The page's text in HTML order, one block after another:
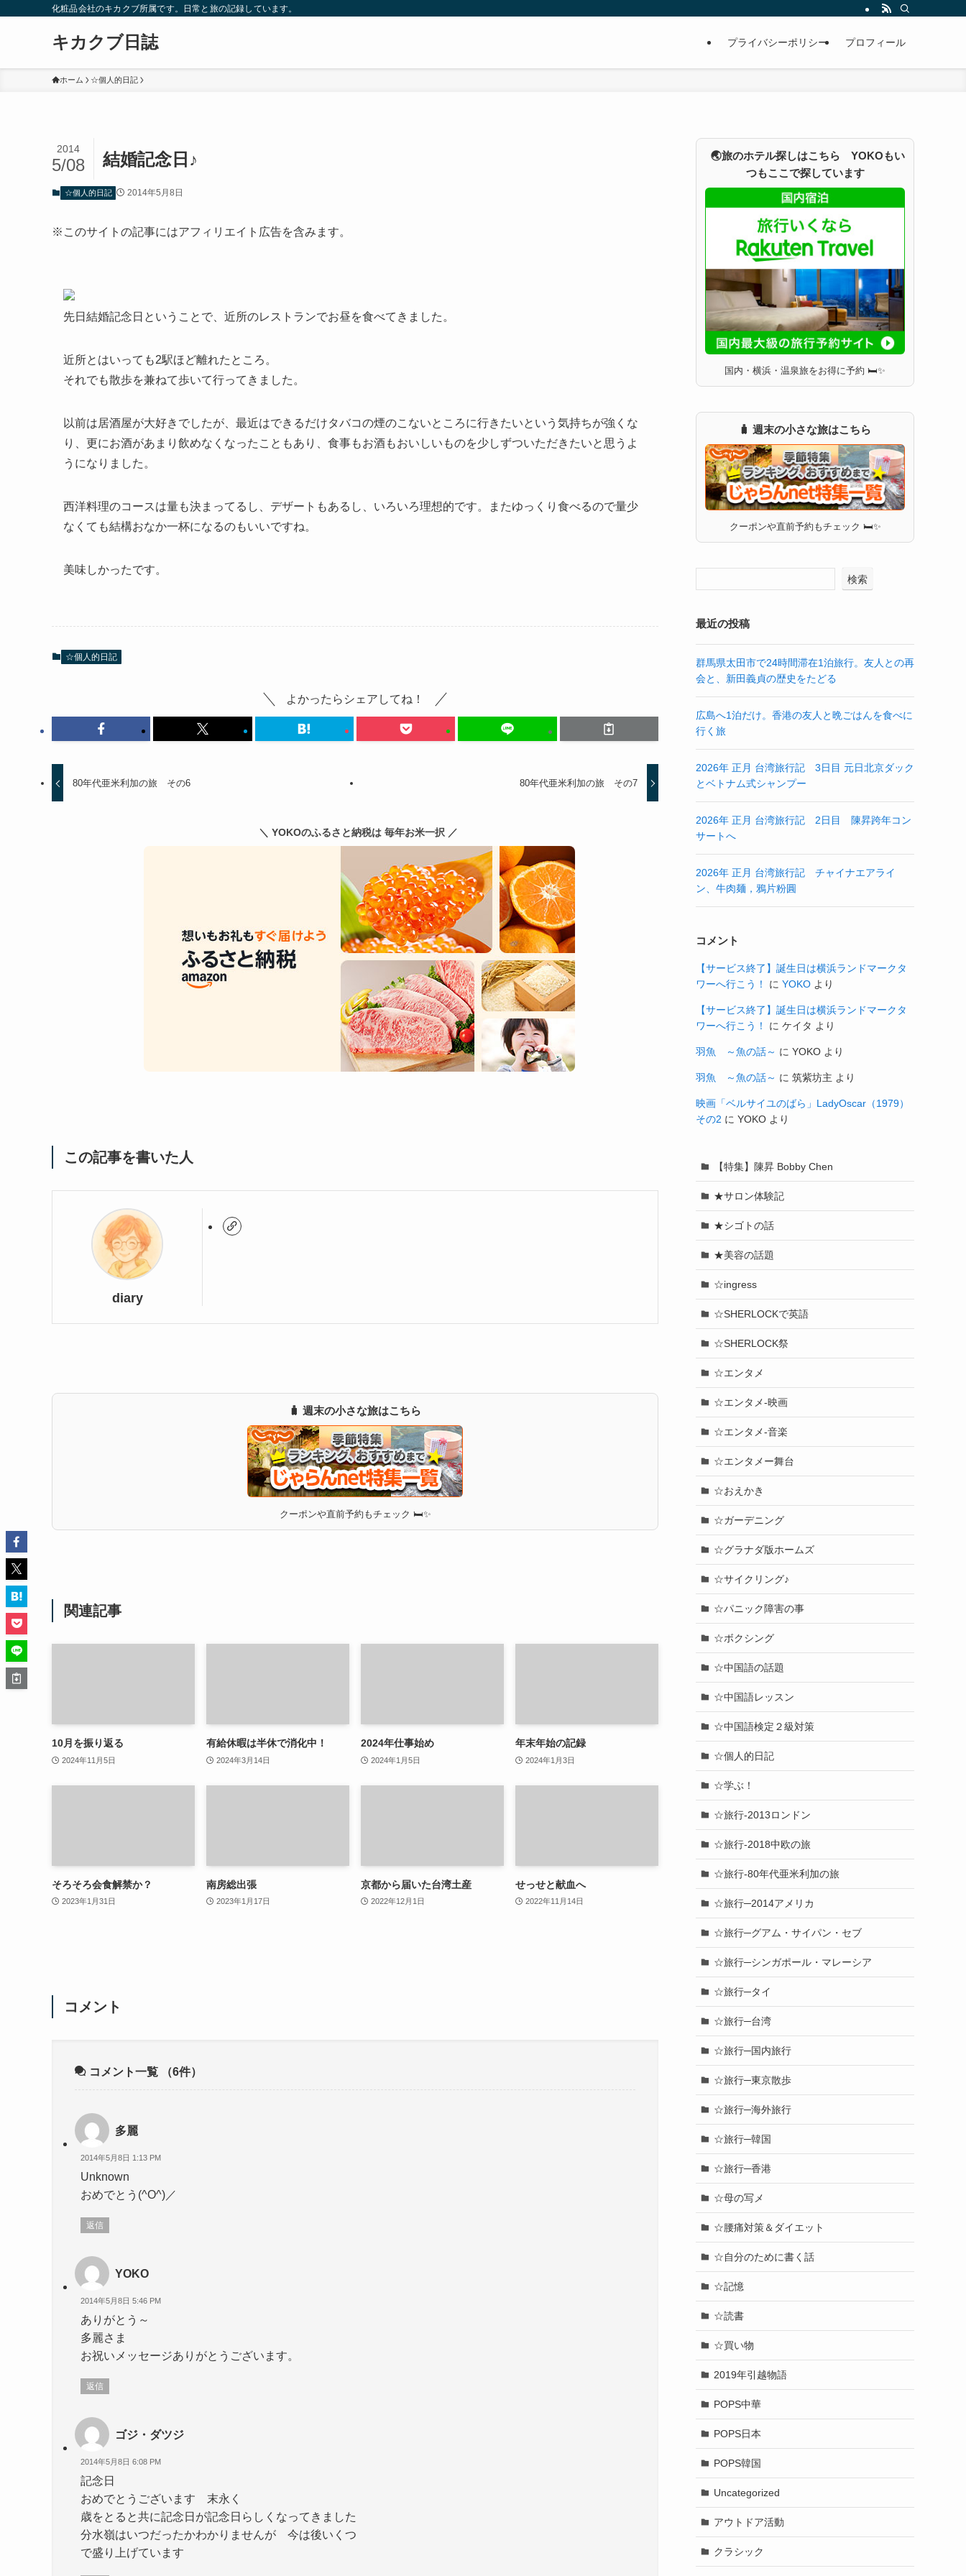
化粧品会社のキカクブ所属です。日常と旅の記録しています。
キカクブ日誌 プライバシーポリシー プロフィール
ホーム ☆個人的日記
結婚記念日♪
2014
5/08
☆個人的日記 2014年5月8日
※このサイトの記事にはアフィリエイト広告を含みます。
先日結婚記念日ということで、近所のレストランでお昼を食べてきました。
近所とはいっても2駅ほど離れたところ。
それでも散歩を兼ねて歩いて行ってきました。
以前は居酒屋が大好きでしたが、最近はできるだけタバコの煙のこないところに行きたいという気持ちが強くな
り、更にお酒があまり飲めなくなったこともあり、食事もお酒もおいしいものを少しずついただきたいと思うよ
うになりました。
西洋料理のコースは量も決まってるし、デザートもあるし、いろいろ理想的です。またゆっくり食べるので量少
なくても結構おなか一杯になるのもいいですね。
美味しかったです。
☆個人的日記
よかったらシェアしてね！
80年代亜米利加の旅 その6 80年代亜米利加の旅 その7
＼ YOKOのふるさと納税は 毎年お米一択 ／
この記事を書いた人
diary
🧳 週末の小さな旅はこちら
クーポンや直前予約もチェック 🛏✨
関連記事
10月を振り返る
2024年11月5日
有給休暇は半休で消化中！
2024年3月14日
2024年仕事始め
2024年1月5日
年末年始の記録
2024年1月3日
そろそろ会食解禁か？
2023年1月31日
南房総出張
2023年1月17日
京都から届いた台湾土産
2022年12月1日
せっせと献血へ
2022年11月14日
コメント
コメント一覧 （6件）
多麗
2014年5月8日 1:13 PM
Unknown
おめでとう(^O^)／
返信
YOKO
2014年5月8日 5:46 PM
ありがとう～
多麗さま
お祝いメッセージありがとうございます。
返信
ゴジ・ダツジ
2014年5月8日 6:08 PM
記念日
おめでとうございます 末永く
歳をとると共に記念日が記念日らしくなってきました
分水嶺はいつだったかわかりませんが 今は後いくつ
で盛り上げています
🌏旅のホテル探しはこちら YOKOもい
つもここで探しています
国内・横浜・温泉旅をお得に予約 🛏✨
🧳 週末の小さな旅はこちら
クーポンや直前予約もチェック 🛏✨
検索
最近の投稿
群馬県太田市で24時間滞在1泊旅行。友人との再
会と、新田義貞の歴史をたどる
広島へ1泊だけ。香港の友人と晩ごはんを食べに
行く旅
2026年 正月 台湾旅行記 3日目 元日北京ダック
とベトナム式シャンプー
2026年 正月 台湾旅行記 2日目 陳昇跨年コン
サートへ
2026年 正月 台湾旅行記 チャイナエアライ
ン、牛肉麺，鴉片粉圓
コメント
【サービス終了】誕生日は横浜ランドマークタ
ワーへ行こう！
に YOKO より
【サービス終了】誕生日は横浜ランドマークタ
ワーへ行こう！
に ケイタ より
羽魚 ～魚の話～ に YOKO より
羽魚 ～魚の話～ に 筑紫坊主 より
映画「ベルサイユのばら」LadyOscar（1979）
その2 に YOKO より
【特集】陳昇 Bobby Chen
★サロン体験記
★シゴトの話
★美容の話題
☆ingress
☆SHERLOCKで英語
☆SHERLOCK祭
☆エンタメ
☆エンタメ-映画
☆エンタメ-音楽
☆エンタメー舞台
☆おえかき
☆ガーデニング
☆グラナダ版ホームズ
☆サイクリング♪
☆パニック障害の事
☆ボクシング
☆中国語の話題
☆中国語レッスン
☆中国語検定２級対策
☆個人的日記
☆学ぶ！
☆旅行-2013ロンドン
☆旅行-2018中欧の旅
☆旅行-80年代亜米利加の旅
☆旅行─2014アメリカ
☆旅行─グアム・サイパン・セブ
☆旅行─シンガポール・マレーシア
☆旅行─タイ
☆旅行─台湾
☆旅行─国内旅行
☆旅行─東京散歩
☆旅行─海外旅行
☆旅行─韓国
☆旅行─香港
☆母の写メ
☆腰痛対策＆ダイエット
☆自分のために書く話
☆記憶
☆読書
☆買い物
2019年引越物語
POPS中華
POPS日本
POPS韓国
Uncategorized
アウトドア活動
クラシック